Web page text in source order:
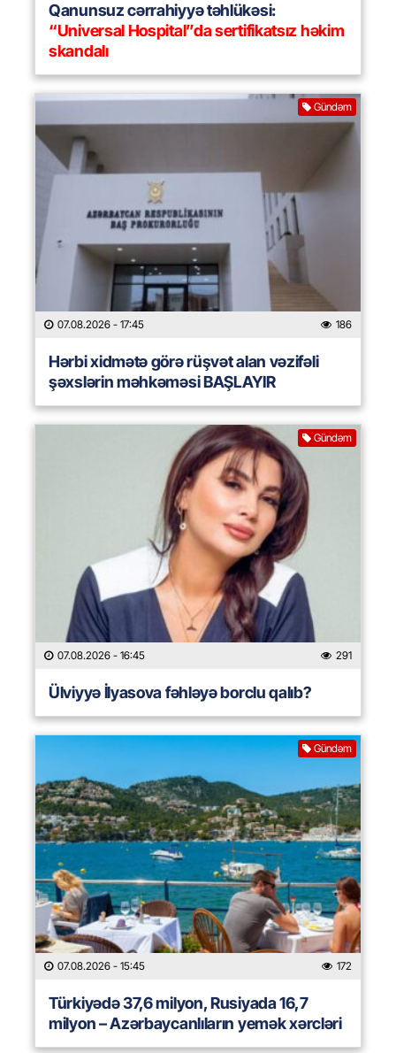
Qanunsuz cərrahiyyə təhlükəsi:
“Universal Hospital”da sertifikatsız həkim
skandalı
Gündəm
07.08.2026 - 17:45 186
Hərbi xidmətə görə rüşvət alan vəzifəli
şəxslərin məhkəməsi BAŞLAYIR
Gündəm
07.08.2026 - 16:45 291
Ülviyyə İlyasova fəhləyə borclu qalıb?
Gündəm
07.08.2026 - 15:45 172
Türkiyədə 37,6 milyon, Rusiyada 16,7
milyon – Azərbaycanlıların yemək xərcləri